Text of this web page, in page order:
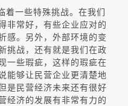
着一些特殊挑战。在我们
非常好，有些企业应对的
感。另外，外部环境的变
挑战，还有就是我们在政
一些瑕疵，这样的瑕疵在
能够让民营企业更清楚地
是民营经济未来还有很好
经济的发展有非常有力的